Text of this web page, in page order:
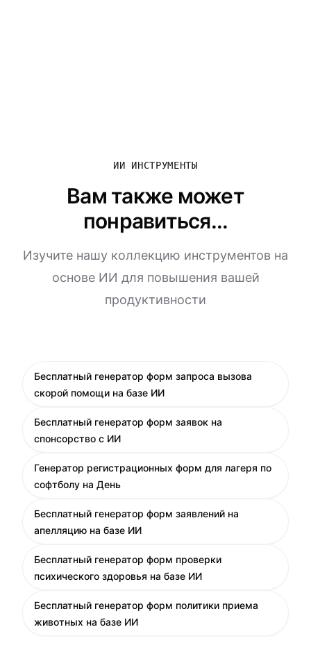
ИИ ИНСТРУМЕНТЫ
Вам также может
понравиться...
Изучите нашу коллекцию инструментов на
основе ИИ для повышения вашей
продуктивности
Бесплатный генератор форм запроса вызова
скорой помощи на базе ИИ
Бесплатный генератор форм заявок на
спонсорство с ИИ
Генератор регистрационных форм для лагеря по
софтболу на День
Бесплатный генератор форм заявлений на
апелляцию на базе ИИ
Бесплатный генератор форм проверки
психического здоровья на базе ИИ
Бесплатный генератор форм политики приема
животных на базе ИИ